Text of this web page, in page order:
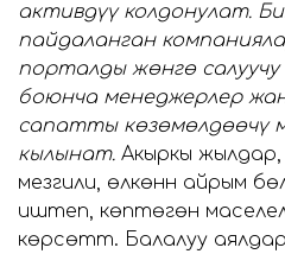
активдүү колдонулат.
пайдаланган
порталды жөнгө
боюнча менеджерлер
сапатты көзөмөлдөөчү
кылынат. Акыркы жылдар,
мезгили, өлкөнүн айрым
иштеп, көптөгөн
көрсөттү. Балалуу